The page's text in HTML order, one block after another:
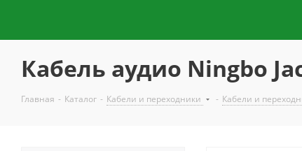
Кабель аудио Ningbo
Главная - Каталог - Кабели и переходники - Кабели и